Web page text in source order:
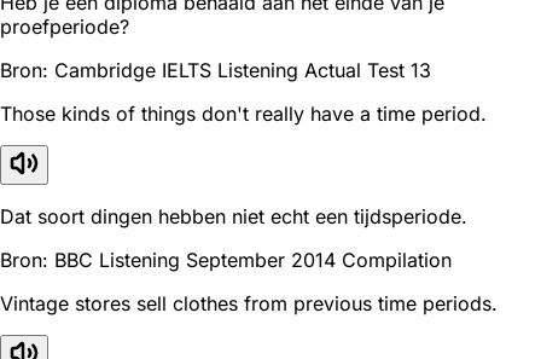
proefperiode?
Bron: Cambridge IELTS Listening Actual Test 13
Those kinds of things don't really have a time period.
Dat soort dingen hebben niet echt een tijdsperiode.
Bron: BBC Listening September 2014 Compilation
Vintage stores sell clothes from previous time periods.